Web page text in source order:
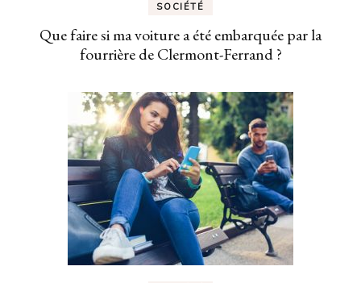
SOCIÉTÉ
Que faire si ma voiture a été embarquée par la
fourrière de Clermont-Ferrand ?